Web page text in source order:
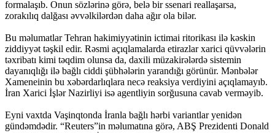
formalaşıb. Onun sözlərinə görə, belə bir ssenari reallaşarsa,
zorakılıq dalğası əvvəlkilərdən daha ağır ola bilər.
Bu məlumatlar Tehran hakimiyyətinin ictimai ritorikası ilə kəskin
ziddiyyət təşkil edir. Rəsmi açıqlamalarda etirazlar xarici qüvvələrin
təxribatı kimi təqdim olunsa da, daxili müzakirələrdə sistemin
dayanıqlığı ilə bağlı ciddi şübhələrin yarandığı görünür. Mənbələr
Xameneinin bu xəbərdarlıqlara necə reaksiya verdiyini açıqlamayıb.
İran Xarici İşlər Nazirliyi isə agentliyin sorğusuna cavab verməyib.
Eyni vaxtda Vaşinqtonda İranla bağlı hərbi variantlar yenidən
gündəmdədir. “Reuters”in məlumatına görə, ABŞ Prezidenti Donald